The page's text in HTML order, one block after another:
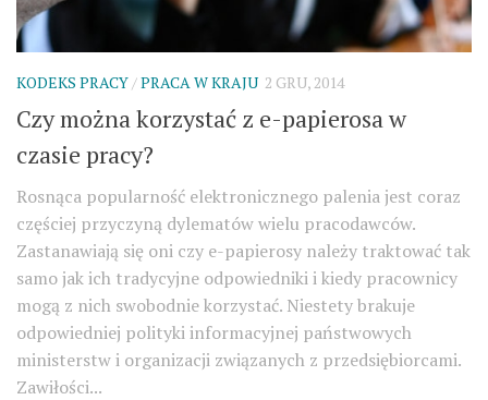
KODEKS PRACY /PRACA W KRAJU 2 GRU, 2014
Czy można korzystać z e-papierosa w
czasie pracy?
Rosnąca popularność elektronicznego palenia jest coraz
częściej przyczyną dylematów wielu pracodawców.
Zastanawiają się oni czy e-papierosy należy traktować tak
samo jak ich tradycyjne odpowiedniki i kiedy pracownicy
mogą z nich swobodnie korzystać. Niestety brakuje
odpowiedniej polityki informacyjnej państwowych
ministerstw i organizacji związanych z przedsiębiorcami.
Zawiłości...